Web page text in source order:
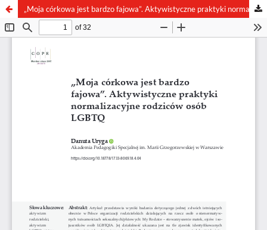
„Moja córkowa jest bardzo fajowa”. Aktywistyczne praktyki normalizacyjne rodziców osób LGBTQ